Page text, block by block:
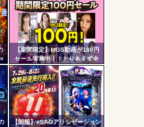
ボ突破型、究極魔戒RUSHは継続
率82.6%のバトルタイプAT
【期間限定】MGS動画が100円
セール実施中！！とりあえず全
部買うやろｗｗｗｗｗ
【朗報】eSAOアリシゼーション